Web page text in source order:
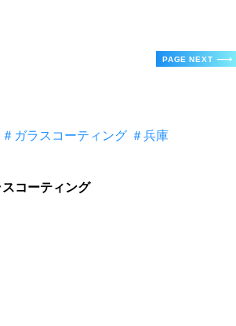
＃ガラスコーティング ＃兵庫